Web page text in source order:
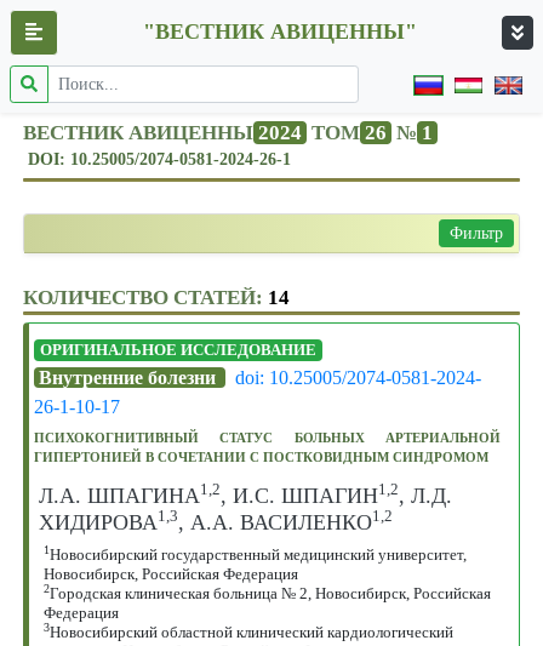
"ВЕСТНИК АВИЦЕННЫ"
ВЕСТНИК АВИЦЕННЫ 2024 ТОМ 26 № 1
DOI: 10.25005/2074-0581-2024-26-1
Фильтр
КОЛИЧЕСТВО СТАТЕЙ: 14
ОРИГИНАЛЬНОЕ ИССЛЕДОВАНИЕ
Внутренние болезни
doi: 10.25005/2074-0581-2024-
26-1-10-17
ПСИХОКОГНИТИВНЫЙ СТАТУС БОЛЬНЫХ АРТЕРИАЛЬНОЙ
ГИПЕРТОНИЕЙ В СОЧЕТАНИИ С ПОСТКОВИДНЫМ СИНДРОМОМ
Л.А. ШПАГИНА1,2, И.С. ШПАГИН1,2, Л.Д.
ХИДИРОВА1,3, А.А. ВАСИЛЕНКО1,2
1Новосибирский государственный медицинский университет,
Новосибирск, Российская Федерация
2Городская клиническая больница № 2, Новосибирск, Российская
Федерация
3Новосибирский областной клинический кардиологический